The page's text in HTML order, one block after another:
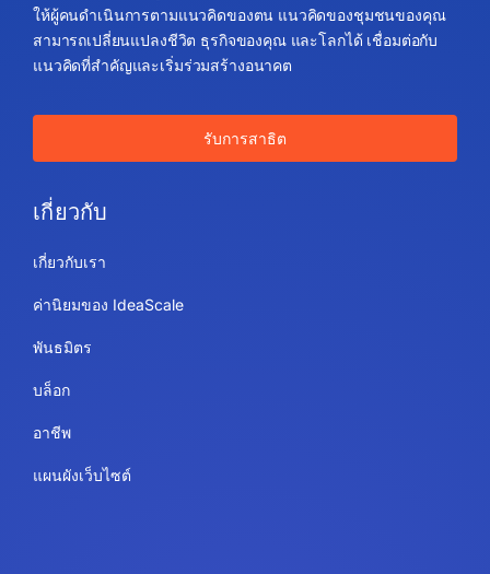
ให้ผู้คนดำเนินการตามแนวคิดของตน แนวคิดของชุมชนของคุณ
สามารถเปลี่ยนแปลงชีวิต ธุรกิจของคุณ และโลกได้ เชื่อมต่อกับ
แนวคิดที่สำคัญและเริ่มร่วมสร้างอนาคต
รับการสาธิต
เกี่ยวกับ
เกี่ยวกับเรา
ค่านิยมของ IdeaScale
พันธมิตร
บล็อก
อาชีพ
แผนผังเว็บไซต์